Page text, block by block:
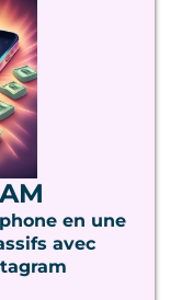
en une
avec